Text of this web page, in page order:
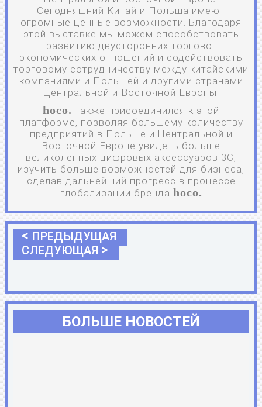
Сегодняшний Китай и Польша имеют
огромные ценные возможности. Благодаря
этой выставке мы можем способствовать
развитию двусторонних торгово-
экономических отношений и содействовать
торговому сотрудничеству между китайскими
компаниями и Польшей и другими странами
Центральной и Восточной Европы.
hoco. также присоединился к этой
платформе, позволяя большему количеству
предприятий в Польше и Центральной и
Восточной Европе увидеть больше
великолепных цифровых аксессуаров 3C,
изучить больше возможностей для бизнеса,
сделав дальнейший прогресс в процессе
глобализации бренда hoco.
< ПРЕДЫДУЩАЯ
СЛЕДУЮЩАЯ >
БОЛЬШЕ НОВОСТЕЙ